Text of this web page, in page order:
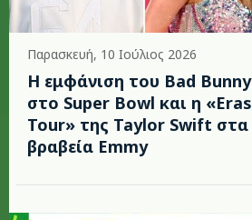
Παρασκευή, 10 Ιούλιος 2026
Η εμφάνιση του Bad Bunny
στο Super Bowl και η «Eras
Tour» της Taylor Swift στα
βραβεία Emmy